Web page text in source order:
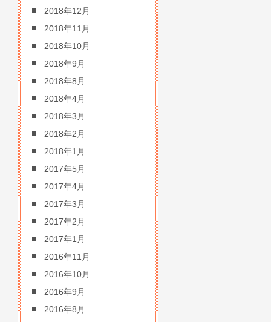
2018年12月
2018年11月
2018年10月
2018年9月
2018年8月
2018年4月
2018年3月
2018年2月
2018年1月
2017年5月
2017年4月
2017年3月
2017年2月
2017年1月
2016年11月
2016年10月
2016年9月
2016年8月